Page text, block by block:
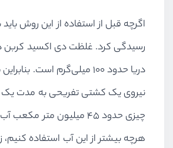
اگرچه قبل از استفاده از این روش
رسیدگی کرد. غلظت دی اکسید کربن
دریا حدود 100 میلی‌گرم است.
نیروی یک کشتی تفریحی به مدت یک
چیزی حدود 45 میلیون متر
هرچه بیشتر از این آب استفاده